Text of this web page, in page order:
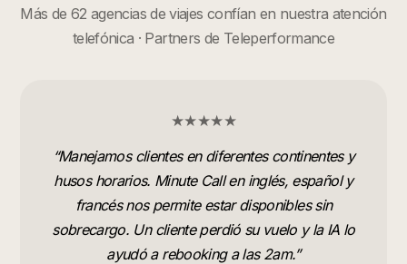
Más de 62 agencias de viajes confían en nuestra atención
telefónica · Partners de Teleperformance
★★★★★
“Manejamos clientes en diferentes continentes y
husos horarios. Minute Call en inglés, español y
francés nos permite estar disponibles sin
sobrecargo. Un cliente perdió su vuelo y la IA lo
ayudó a rebooking a las 2am.”